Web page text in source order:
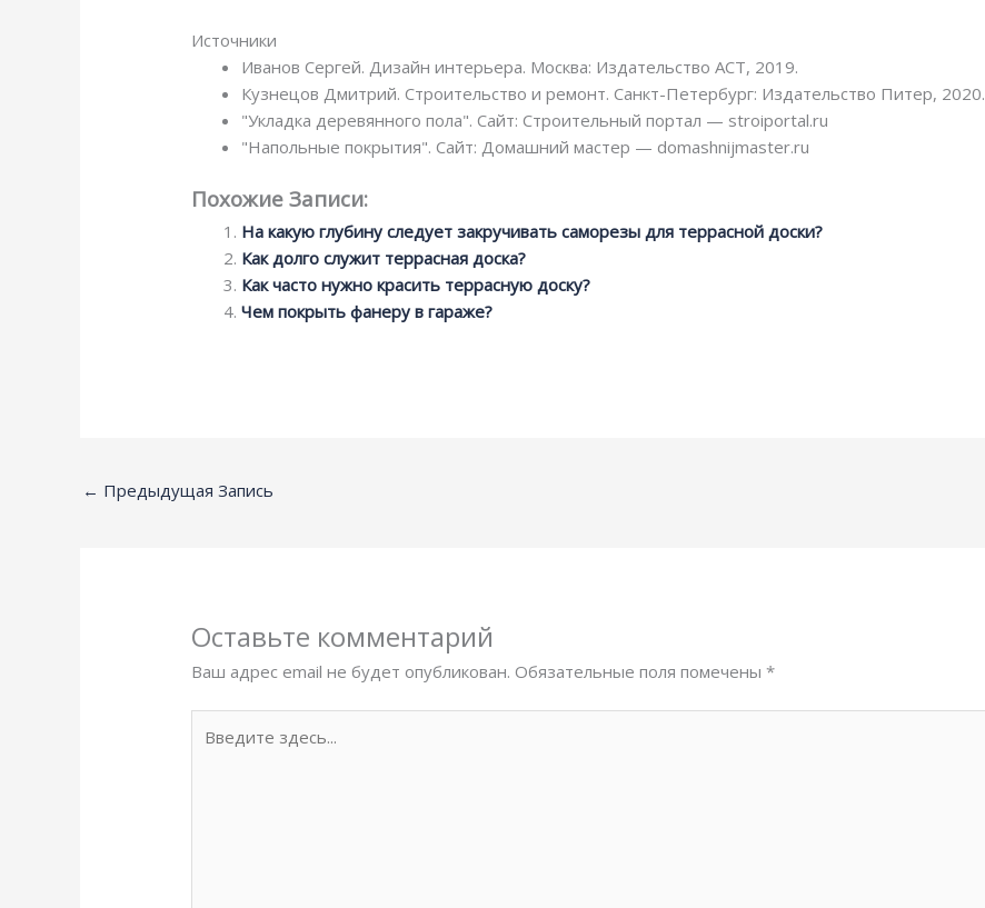
Источники
Иванов Сергей. Дизайн интерьера. Москва: Издательство АСТ, 2019.
Кузнецов Дмитрий. Строительство и ремонт. Санкт-Петербург: Издательство Питер, 2020.
"Укладка деревянного пола". Сайт: Строительный портал — stroiportal.ru
"Напольные покрытия". Сайт: Домашний мастер — domashnijmaster.ru
Похожие Записи:
На какую глубину следует закручивать саморезы для террасной доски?
Как долго служит террасная доска?
Как часто нужно красить террасную доску?
Чем покрыть фанеру в гараже?
← Предыдущая Запись
Оставьте комментарий
Ваш адрес email не будет опубликован. Обязательные поля помечены*
здесь...